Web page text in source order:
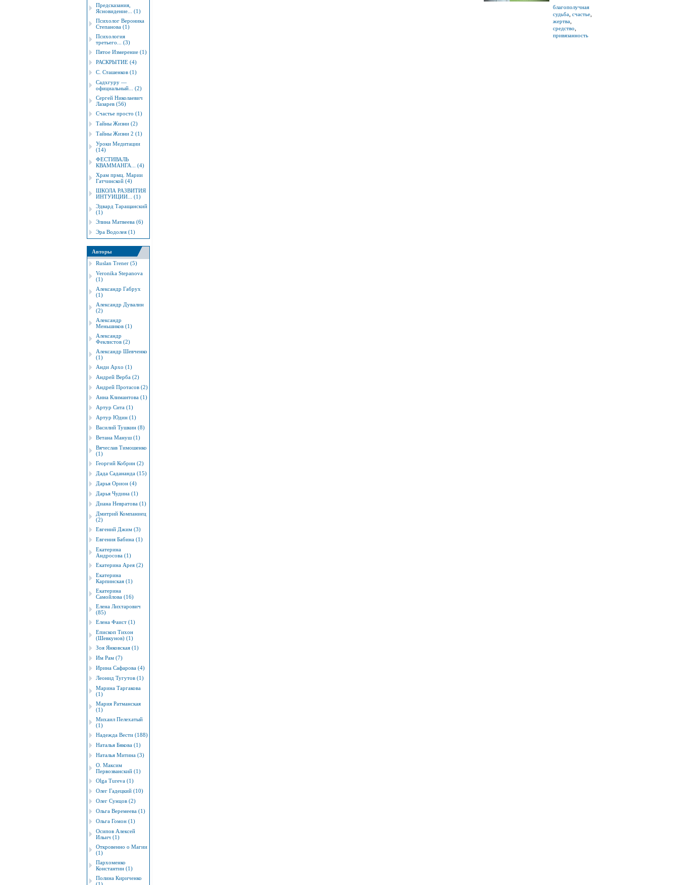
Предсказания,
Ясновидение... (1)
Психолог Вероника
Степанова (1)
Психология
третьего... (3)
Пятое Измерение (1)
РАСКРЫТИЕ (4)
С. Сташенков (1)
Садхгуру —
официальный... (2)
Сергей Николаевич
Лазарев (56)
Счастье просто (1)
Тайны Жизни (2)
Тайны Жизни 2 (1)
Уроки Медитации
(14)
ФЕСТИВАЛЬ
КВАММАНГА... (4)
Храм прмц. Марии
Гатчинской (4)
ШКОЛА РАЗВИТИЯ
ИНТУИЦИИ... (1)
Эдвард Таращанский
(1)
Элина Матвеева (6)
Эра Водолея (1)
Авторы
Ruslan Trener (5)
Veronika Stepanova
(1)
Александр Габрух
(1)
Александр Дувалин
(2)
Александр
Меньшиков (1)
Александр
Феклистов (2)
Александр Шевченко
(1)
Анди Архо (1)
Андрей Верба (2)
Андрей Протасов (2)
Анна Климантова (1)
Артур Сита (1)
Артур Юдин (1)
Василий Тушкин (8)
Ветана Мануш (1)
Вячеслав Тимошенко
(1)
Георгий Кобрин (2)
Дада Садананда (15)
Дарья Орион (4)
Дарья Чудина (1)
Диана Невратова (1)
Дмитрий Компаниец
(2)
Евгений Джим (3)
Евгения Бабина (1)
Екатерина
Андросова (1)
Екатерина Арея (2)
Екатерина
Карпинская (1)
Екатерина
Самойлова (16)
Елена Лихтарович
(85)
Елена Фаист (1)
Епископ Тихон
(Шевкунов) (1)
Зоя Янковская (1)
Им Рам (7)
Ирина Сафарова (4)
Леонид Тугутов (1)
Марина Таргакова
(1)
Мария Ратманская
(1)
Михаил Пелехатый
(1)
Надежда Вести (188)
Наталья Бякова (1)
Наталья Митина (3)
О. Максим
Первозванский (1)
Оlgа Tureva (1)
Олег Гадецкий (10)
Олег Сунцов (2)
Ольга Веремеева (1)
Ольга Гомон (1)
Осипов Алексей
Ильич (1)
Откровенно о Магии
(1)
Пархоменко
Константин (1)
Полина Кириченко
благополучная
судьба, счастье,
жертва,
средство,
привязанность